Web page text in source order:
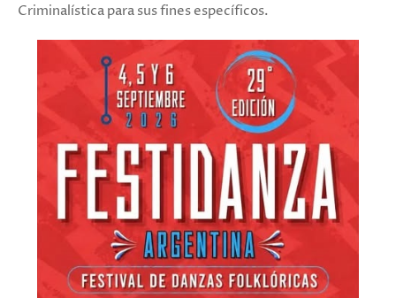
Criminalística para sus fines específicos.